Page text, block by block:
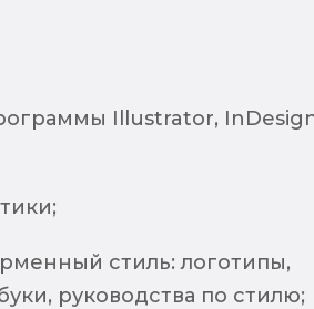
Illustrator,
стиль: логотипы,
руководства по стилю;